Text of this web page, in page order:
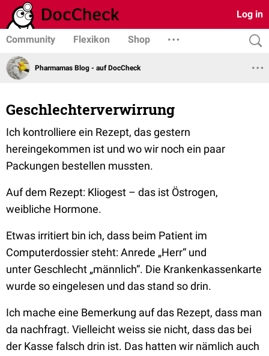
Log in
Community Flexikon Shop
Pharmamas Blog - auf DocCheck
Geschlechterverwirrung
Ich kontrolliere ein Rezept, das gestern
hereingekommen ist und wo wir noch ein paar
Packungen bestellen mussten.
Auf dem Rezept: Kliogest – das ist Östrogen,
weibliche Hormone.
Etwas irritiert bin ich, dass beim Patient im
Computerdossier steht: Anrede „Herr“ und
unter Geschlecht „männlich“. Die Krankenkassenkarte
wurde so eingelesen und das stand so drin.
Ich mache eine Bemerkung auf das Rezept, dass man
da nachfragt. Vielleicht weiss sie nicht, dass das bei
der Kasse falsch drin ist. Das hatten wir nämlich auch